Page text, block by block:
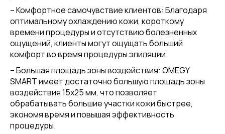
– Комфортное самочувствие клиентов: Благодаря
оптимальному охлаждению кожи, короткому
времени процедуры и отсутствию болезненных
ощущений, клиенты могут ощущать больший
комфорт во время процедуры эпиляции.
– Большая площадь зоны воздействия: OMEGY
SMART имеет достаточно большую площадь зоны
воздействия 15х25 мм, что позволяет
обрабатывать большие участки кожи быстрее,
экономя время и повышая эффективность
процедуры.